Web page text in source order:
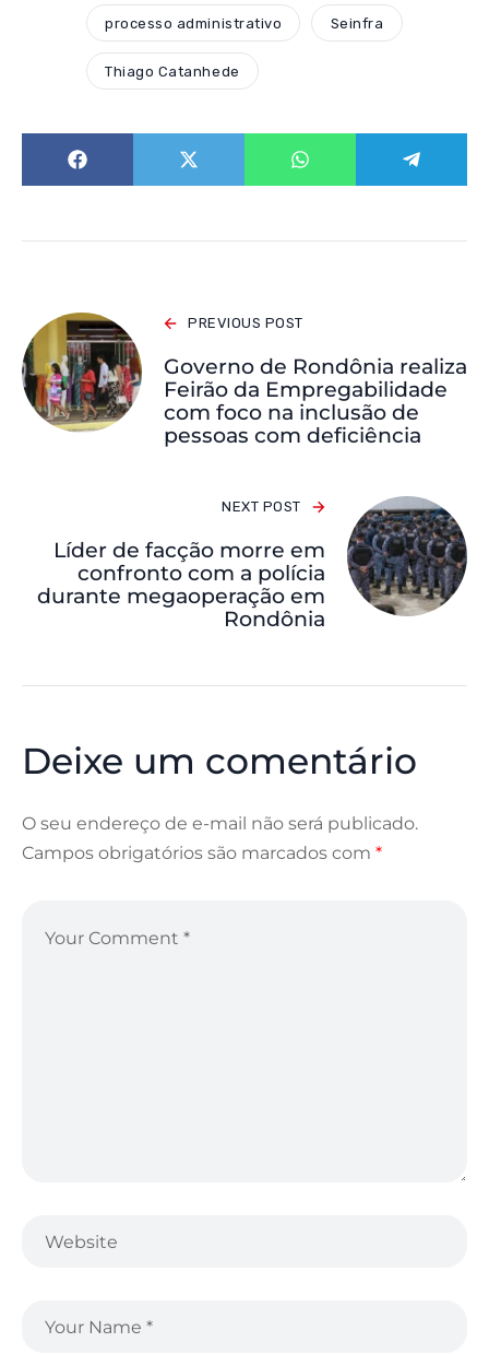
processo administrativo Seinfra
Thiago Catanhede
PREVIOUS POST
Governo de Rondônia realiza
Feirão da Empregabilidade
com foco na inclusão de
pessoas com deficiência
NEXT POST
Líder de facção morre em
confronto com a polícia
durante megaoperação em
Rondônia
Deixe um comentário
O seu endereço de e-mail não será publicado.
Campos obrigatórios são marcados com *